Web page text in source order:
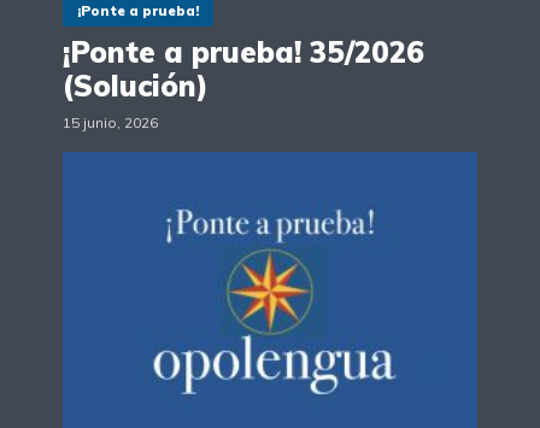
¡Ponte a prueba!
¡Ponte a prueba! 35/2026
(Solución)
15 junio, 2026